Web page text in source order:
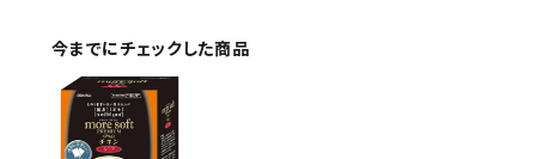
今までにチェックした商品